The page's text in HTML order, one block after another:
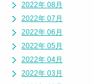
2022年 08月
2022年 07月
2022年 06月
2022年 05月
2022年 04月
2022年 03月